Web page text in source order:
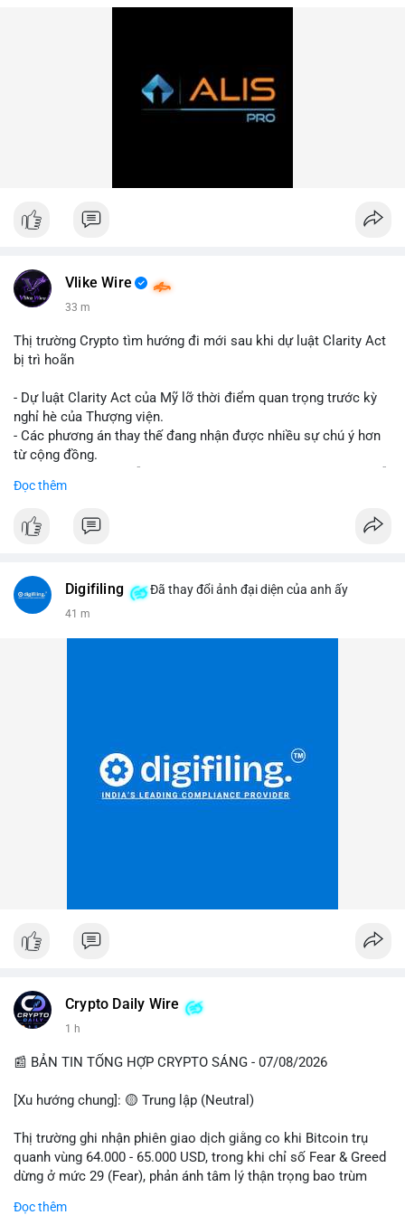
Vlike Wire
33 m
Thị trường Crypto tìm hướng đi mới sau khi dự luật Clarity Act
bị trì hoãn
- Dự luật Clarity Act của Mỹ lỡ thời điểm quan trọng trước kỳ
nghỉ hè của Thượng viện.
- Các phương án thay thế đang nhận được nhiều sự chú ý hơn
từ cộng đồng.
về pháp lý.
#binancesquare
#vlikevn #titanbot
Đọc thêm
Digifiling Đã thay đổi ảnh đại diện của anh ấy
41 m
Crypto Daily Wire
1 h
📰 BẢN TIN TỔNG HỢP CRYPTO SÁNG - 07/08/2026
[Xu hướng chung]: 🟡 Trung lập (Neutral)
Thị trường ghi nhận phiên giao dịch giằng co khi Bitcoin trụ
quanh vùng 64.000 - 65.000 USD, trong khi chỉ số Fear & Greed
dừng ở mức 29 (Fear), phản ánh tâm lý thận trọng bao trùm
Đọc thêm